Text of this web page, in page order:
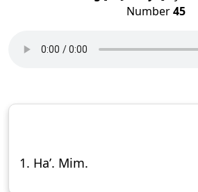
Number45
1. Ha’. Mim.